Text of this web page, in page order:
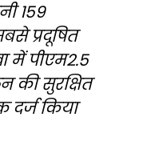
159
प्रदूषित
में पीएम2.5
की सुरक्षित
दर्ज किया